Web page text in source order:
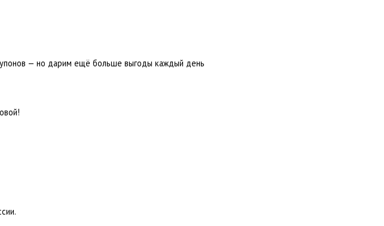
— но дарим ещё больше выгоды каждый день